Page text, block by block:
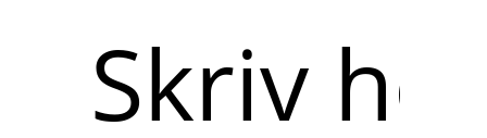
her